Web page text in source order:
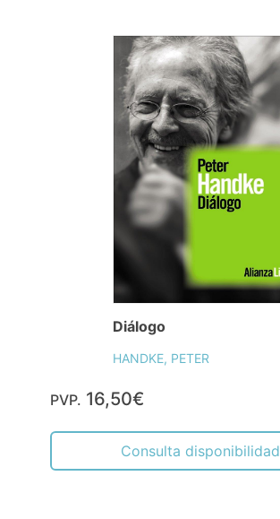
Diálogo
HANDKE, PETER
PVP. 16,50€
Consulta disponibilidad